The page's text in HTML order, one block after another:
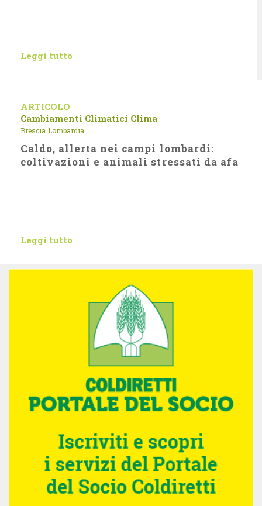
Leggi tutto
ARTICOLO
Cambiamenti Climatici Clima
Brescia Lombardia
Caldo, allerta nei campi lombardi:
coltivazioni e animali stressati da afa
Leggi tutto